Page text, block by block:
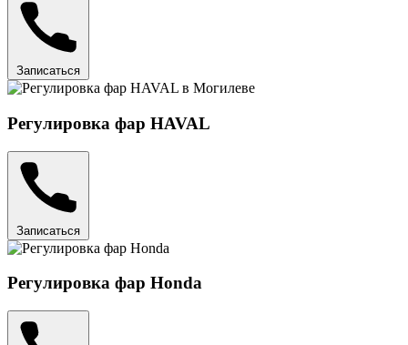
Записаться
Регулировка фар HAVAL
Записаться
Регулировка фар Honda